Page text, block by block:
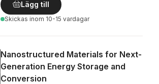
Lägg till
Skickas inom 10-15 vardagar
Nanostructured Materials for Next-
Generation Energy Storage and
Conversion